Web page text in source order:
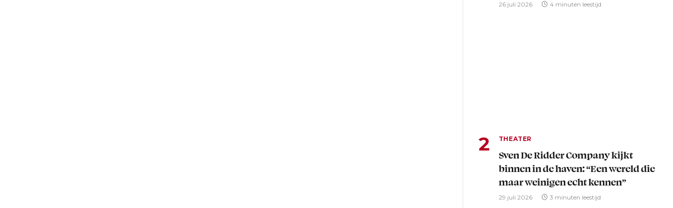
26 juli 2026 4 minuten leestijd
THEATER
Sven De Ridder Company kijkt
binnen in de haven: “Een wereld die
maar weinigen echt kennen”
29 juli 2026 3 minuten leestijd